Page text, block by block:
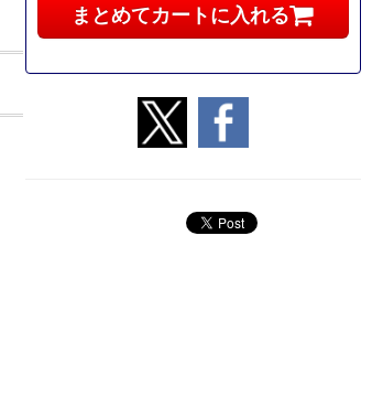
まとめてカートに入れる